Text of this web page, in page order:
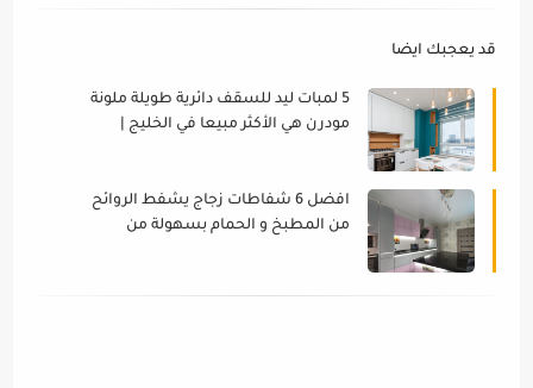
قد يعجبك ايضا
5 لمبات ليد للسقف دائرية طويلة ملونة
مودرن هي الأكثر مبيعا في الخليج |
افضل 6 شفاطات زجاج يشفط الروائح
من المطبخ و الحمام بسهولة من